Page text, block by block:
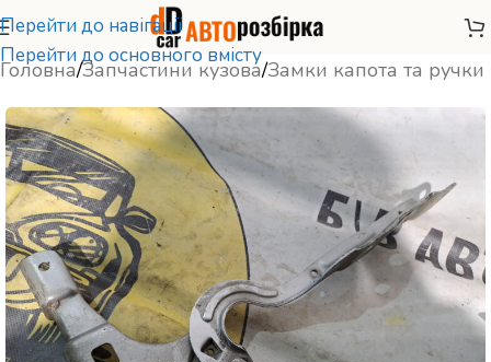
Перейти до навігації
Перейти до основного вмісту
Головна/Запчастини кузова/Замки капота та ручки